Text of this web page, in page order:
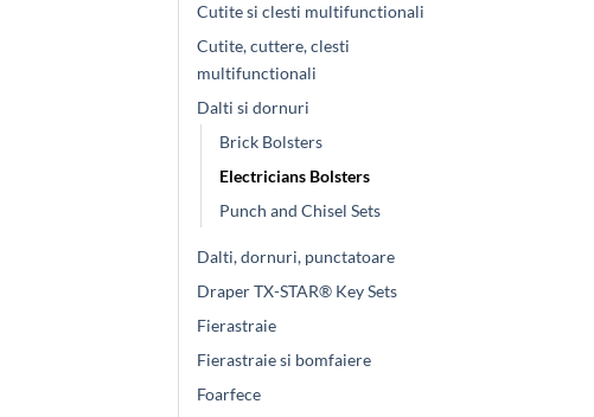
Cutite si clesti multifunctionali
Cutite, cuttere, clesti
multifunctionali
Dalti si dornuri
Brick Bolsters
Electricians Bolsters
Punch and Chisel Sets
Dalti, dornuri, punctatoare
Draper TX-STAR® Key Sets
Fierastraie
Fierastraie si bomfaiere
Foarfece